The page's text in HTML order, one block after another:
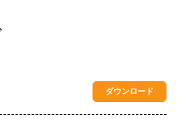
ダウンロード